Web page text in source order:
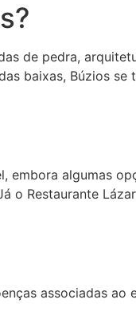
de pedra,
baixas, Búzios
algumas
Restaurante
associadas